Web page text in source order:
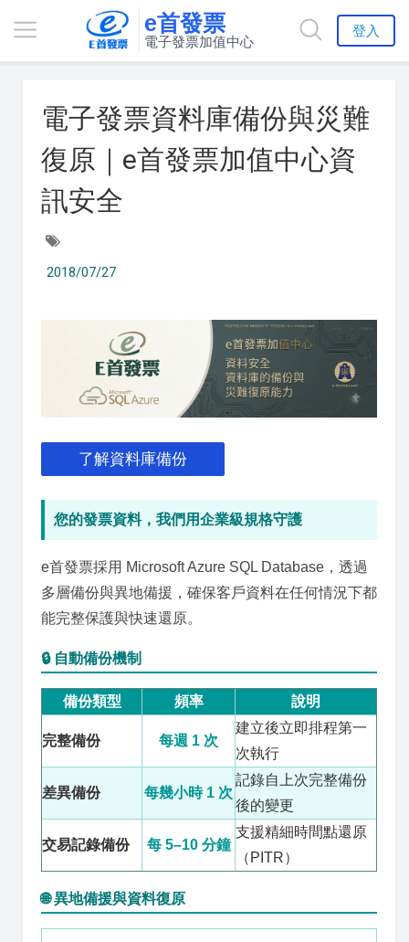
e首發票
電子發票加值中心
登入
電子發票資料庫備份與災難
復原｜e首發票加值中心資
訊安全
2018/07/27
了解資料庫備份
您的發票資料，我們用企業級規格守護
e首發票採用 Microsoft Azure SQL Database，透過
多層備份與異地備援，確保客戶資料在任何情況下都
能完整保護與快速還原。
🔒 自動備份機制
備份類型 頻率 說明
完整備份 每週 1 次
建立後立即排程第一
次執行
差異備份 每幾小時 1 次
記錄自上次完整備份
後的變更
交易記錄備份 每 5–10 分鐘
支援精細時間點還原
（PITR）
🌐 異地備援與資料復原